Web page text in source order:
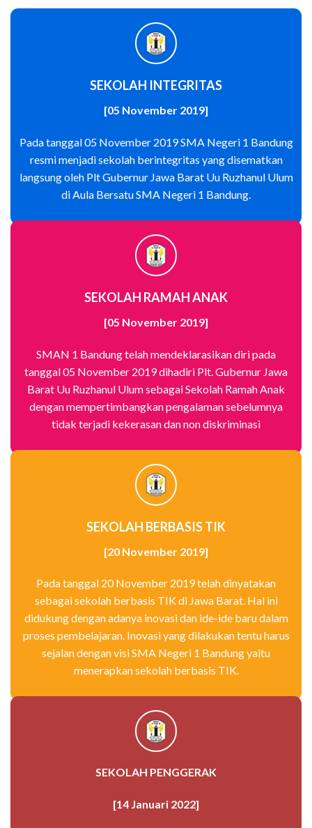
SEKOLAH INTEGRITAS
[05 November 2019]
Pada tanggal 05 November 2019 SMA Negeri 1 Bandung
resmi menjadi sekolah berintegritas yang disematkan
langsung oleh Plt Gubernur Jawa Barat Uu Ruzhanul Ulum
di Aula Bersatu SMA Negeri 1 Bandung.
SEKOLAH RAMAH ANAK
[05 November 2019]
SMAN 1 Bandung telah mendeklarasikan diri pada
tanggal 05 November 2019 dihadiri Plt. Gubernur Jawa
Barat Uu Ruzhanul Ulum sebagai Sekolah Ramah Anak
dengan mempertimbangkan pengalaman sebelumnya
tidak terjadi kekerasan dan non diskriminasi
SEKOLAH BERBASIS TIK
[20 November 2019]
Pada tanggal 20 November 2019 telah dinyatakan
sebagai sekolah berbasis TIK di Jawa Barat. Hal ini
didukung dengan adanya inovasi dan ide-ide baru dalam
proses pembelajaran. Inovasi yang dilakukan tentu harus
sejalan dengan visi SMA Negeri 1 Bandung yaitu
menerapkan sekolah berbasis TIK.
SEKOLAH PENGGERAK
[14 Januari 2022]